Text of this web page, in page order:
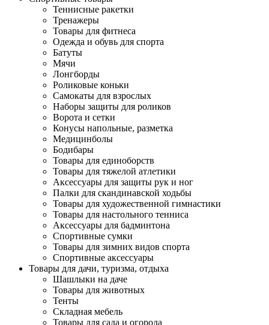
Теннисные ракетки
Тренажеры
Товары для фитнеса
Одежда и обувь для спорта
Батуты
Мячи
Лонгборды
Роликовые коньки
Самокаты для взрослых
Наборы защиты для роликов
Ворота и сетки
Конусы напольные, разметка
Медицинболы
Бодибары
Товары для единоборств
Товары для тяжелой атлетики
Аксессуары для защиты рук и ног
Палки для скандинавской ходьбы
Товары для художественной гимнастики
Товары для настольного тенниса
Аксессуары для бадминтона
Спортивные сумки
Товары для зимних видов спорта
Спортивные аксессуары
Товары для дачи, туризма, отдыха
Шашлыки на даче
Товары для животных
Тенты
Складная мебель
Товары для сада и огорода